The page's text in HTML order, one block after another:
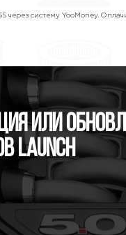
систему YooMoney.
или
Launch